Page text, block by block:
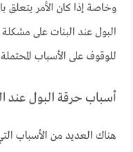
وخاصة إذا كان الأمر يتعلق
البول عند البنات على
للوقوف على الأسباب
أسباب حرقة البول عند
هناك العديد من الأسباب